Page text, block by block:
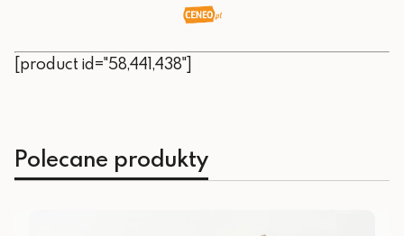
[product id="58,441,438"]
Polecane produkty